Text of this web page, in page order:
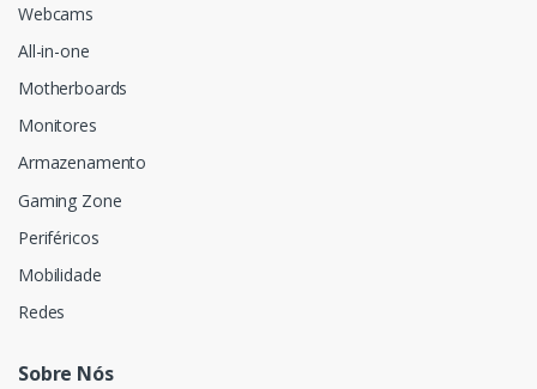
Webcams
All-in-one
Motherboards
Monitores
Armazenamento
Gaming Zone
Periféricos
Mobilidade
Redes
Sobre Nós